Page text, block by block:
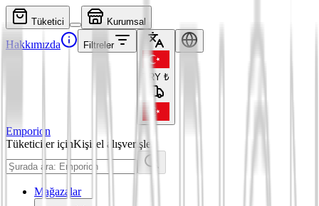
Tüketici Kurumsal
Hakkımızda Filtreler
TRY ₺
Emporion
Tüketiciler içinKişisel alışverişler
Mağazalar